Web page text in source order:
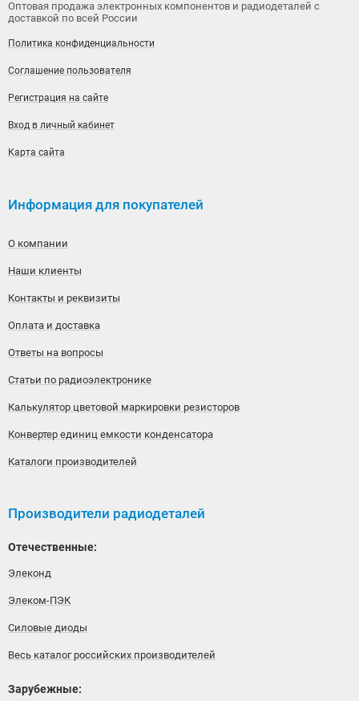
Оптовая продажа электронных компонентов и радиодеталей с
доставкой по всей России
Политика конфиденциальности
Соглашение пользователя
Регистрация на сайте
Вход в личный кабинет
Карта сайта
Информация для покупателей
О компании
Наши клиенты
Контакты и реквизиты
Оплата и доставка
Ответы на вопросы
Статьи по радиоэлектронике
Калькулятор цветовой маркировки резисторов
Конвертер единиц емкости конденсатора
Каталоги производителей
Производители радиодеталей
Отечественные:
Элеконд
Элеком-ПЭК
Силовые диоды
Весь каталог российских производителей
Зарубежные: